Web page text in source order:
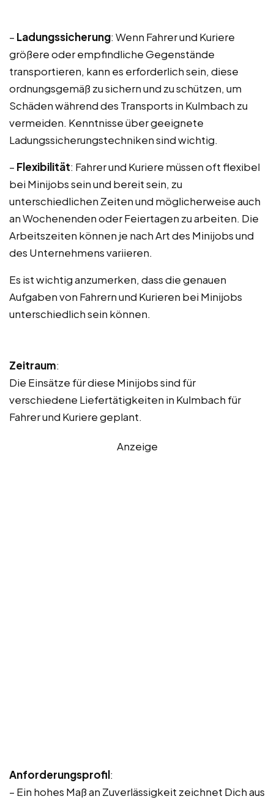
– Ladungssicherung: Wenn Fahrer und Kuriere
größere oder empfindliche Gegenstände
transportieren, kann es erforderlich sein, diese
ordnungsgemäß zu sichern und zu schützen, um
Schäden während des Transports in Kulmbach zu
vermeiden. Kenntnisse über geeignete
Ladungssicherungstechniken sind wichtig.
– Flexibilität: Fahrer und Kuriere müssen oft flexibel
bei Minijobs sein und bereit sein, zu
unterschiedlichen Zeiten und möglicherweise auch
an Wochenenden oder Feiertagen zu arbeiten. Die
Arbeitszeiten können je nach Art des Minijobs und
des Unternehmens variieren.
Es ist wichtig anzumerken, dass die genauen
Aufgaben von Fahrern und Kurieren bei Minijobs
unterschiedlich sein können.
Zeitraum:
Die Einsätze für diese Minijobs sind für
verschiedene Liefertätigkeiten in Kulmbach für
Fahrer und Kuriere geplant.
Anzeige
Anforderungsprofil:
– Ein hohes Maß an Zuverlässigkeit zeichnet Dich aus